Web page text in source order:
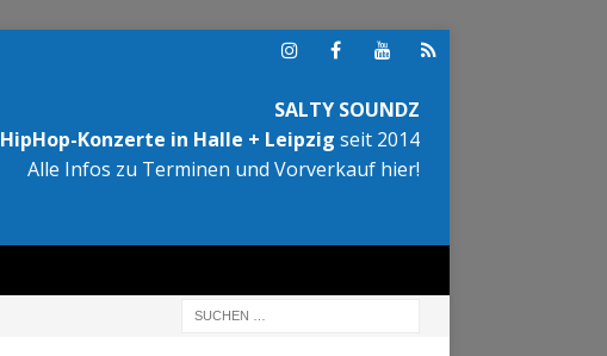
SALTY SOUNDZ
HipHop-Konzerte in Halle + Leipzig seit 2014
Alle Infos zu Terminen und Vorverkauf hier!